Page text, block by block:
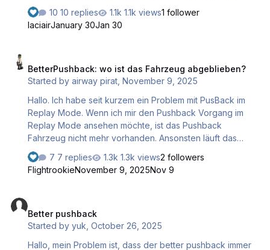
probieren
10 replies 1.1k views1 follower
laciairJanuary 30Jan 30
BetterPushback: wo ist das Fahrzeug abgeblieben?
Started byairway pirat ,November 9, 2025
Hallo. Ich habe seit kurzem ein Problem mit PusBack im
Replay Mode. Wenn ich mir den Pushback Vorgang im
Replay Mode ansehen möchte, ist das Pushback
Fahrzeug nicht mehr vorhanden. Ansonsten läuft das
Pushen normal. Ich nutze XP Version 12.3.0. und die
aktuelle PushBack Version 1.11. Flugzeug Zibo 738
Version:4.05.04. Flugplatz Bergamo LIME. Könnte jemand
7 replies 1.3k views2 followers
FlightrookieNovember 9, 2025Nov 9
Better pushback
Started byyuk ,October 26, 2025
Hallo, mein Problem ist, dass der better pushback immer